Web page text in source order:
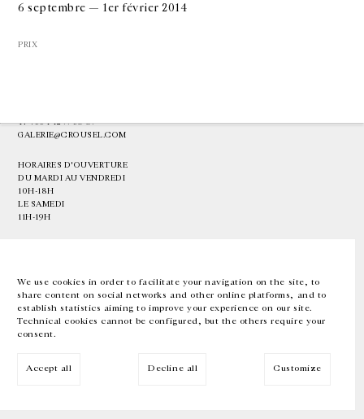
We use cookies in order to facilitate your navigation on the site, to
share content on social networks and other online platforms, and to
establish statistics aiming to improve your experience on our site.
Technical cookies cannot be configured, but the others require your
consent.
Accept all Decline all Customize
6 septembre — 1er février 2014
PRIX
T.+33 1 42 77 38 87
GALERIE@CROUSEL.COM
HORAIRES D'OUVERTURE
DU MARDI AU VENDREDI
10H-18H
LE SAMEDI
11H-19H
EN FR 中文 Facebook Instagram
Inscrivez-vous à notre newsletter